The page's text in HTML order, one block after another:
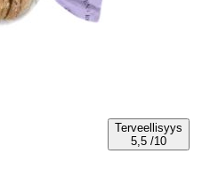
Terveellisyys
5,5 /10